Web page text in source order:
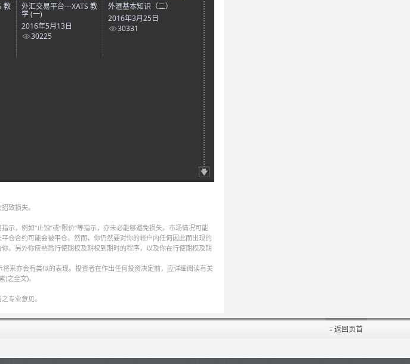
教 外汇交易平台---XATS 教
学 (一)
2016年5月13日
30225
外滙基本知识（二）
2016年3月25日
30331
致损失。
，例如“止蚀”或“限价”等指示，亦未必能够避免损失。市场情况可能
仓合约可能会被平仓。然而，你仍然要对你的帐户内任何因此而出现的
。另外你应熟悉行使期权及期权到期时的程序，以及你在行使期权及期
来亦会有类似的表现。投资者在作出任何投资决定前，应详细阅读有关
之全文)。
专业意见。
返回页首